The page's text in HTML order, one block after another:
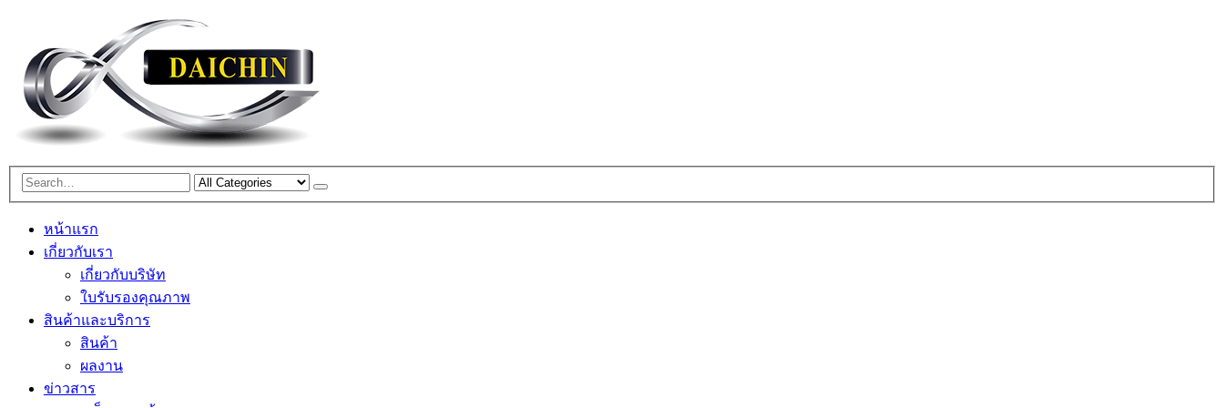
หน้าแรก
เกี่ยวกับเรา
เกี่ยวกับบริษัท
ใบรับรองคุณภาพ
สินค้าและบริการ
สินค้า
ผลงาน
ข่าวสาร